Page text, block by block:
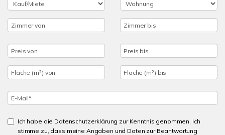
Ich habe die Datenschutzerklärung zur Kenntnis genommen. Ich
stimme zu, dass meine Angaben und Daten zur Beantwortung